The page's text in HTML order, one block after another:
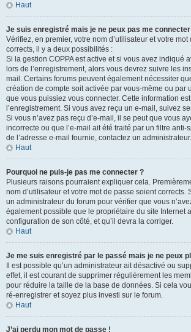
Haut
Je suis enregistré mais je ne peux pas me connecter
Vérifiez, en premier, votre nom d’utilisateur et votre mot
corrects, il y a deux possibilités :
Si la gestion COPPA est active et si vous avez indiqué
lors de l’enregistrement, alors vous devrez suivre les
mail. Certains forums peuvent également nécessiter
création de compte soit activée par vous-même ou par
que vous puissiez vous connecter. Cette information
l’enregistrement. Si vous avez reçu un e-mail, suivez
Si vous n’avez pas reçu d’e-mail, il se peut que vous
incorrecte ou que l’e-mail ait été traité par un filtre anti-
de l’adresse e-mail fournie, contactez un administrateur.
Haut
Pourquoi ne puis-je pas me connecter ?
Plusieurs raisons pourraient expliquer cela.
nom d’utilisateur et votre mot de passe soient corrects.
un administrateur du forum pour vérifier que vous
également possible que le propriétaire du site Internet
configuration de son côté, et qu’il devra la corriger.
Haut
Je me suis enregistré par le passé mais je ne peux
Il est possible qu’un administrateur ait désactivé ou
effet, il est courant de supprimer régulièrement les
pour réduire la taille de la base de données. Si cela
ré-enregistrer et soyez plus investi sur le forum.
Haut
J’ai perdu mon mot de passe !